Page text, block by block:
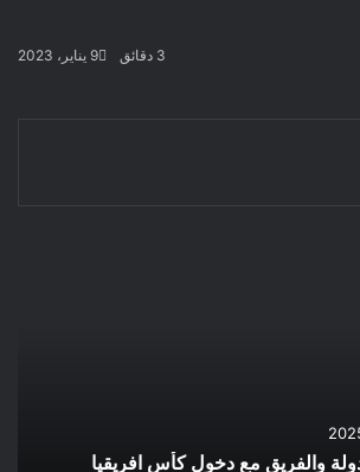
9 يناير، 2023
والفريق مع دخول كأس افريقيا